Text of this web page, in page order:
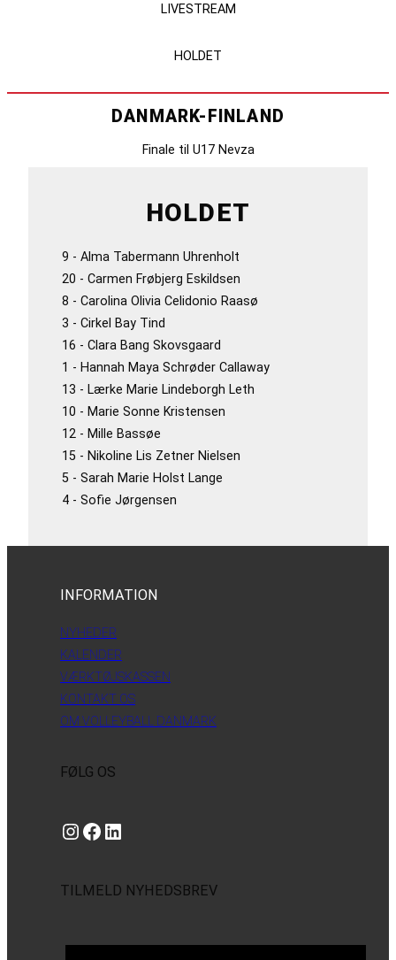
LIVESTREAM
HOLDET
DANMARK-FINLAND
Finale til U17 Nevza
HOLDET
9 - Alma Tabermann Uhrenholt
20 - Carmen Frøbjerg Eskildsen
8 - Carolina Olivia Celidonio Raasø
3 - Cirkel Bay Tind
16 - Clara Bang Skovsgaard
1 - Hannah Maya Schrøder Callaway
13 - Lærke Marie Lindeborgh Leth
10 - Marie Sonne Kristensen
12 - Mille Bassøe
15 - Nikoline Lis Zetner Nielsen
5 - Sarah Marie Holst Lange
4 - Sofie Jørgensen
INFORMATION
NYHEDER
KALENDER
VÆRKTØJSKASSEN
KONTAKT OS
OM VOLLEYBALL DANMARK
FØLG OS
Instagram https://www.facebook.com/danishbeachvolleytour LinkedIn
TILMELD NYHEDSBREV